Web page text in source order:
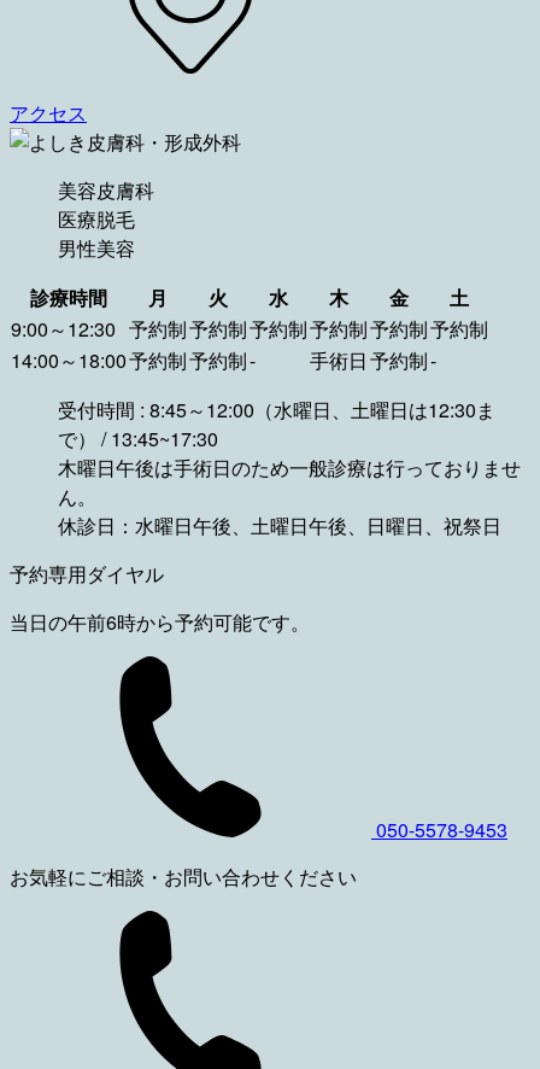
アクセス
美容皮膚科
医療脱毛
男性美容
診療時間
月 火 水 木 金
土
9:00～12:30 予約制予約制予約制予約制予約制予約制
14:00～18:00予約制予約制- 手術日予約制-
受付時間 : 8:45～12:00（水曜日、土曜日は12:30ま
で） / 13:45~17:30
木曜日午後は手術日のため一般診療は行っておりませ
ん。
休診日：水曜日午後、土曜日午後、日曜日、祝祭日
予約専用ダイヤル
当日の午前6時から予約可能です。
050-5578-9453
お気軽にご相談・お問い合わせください